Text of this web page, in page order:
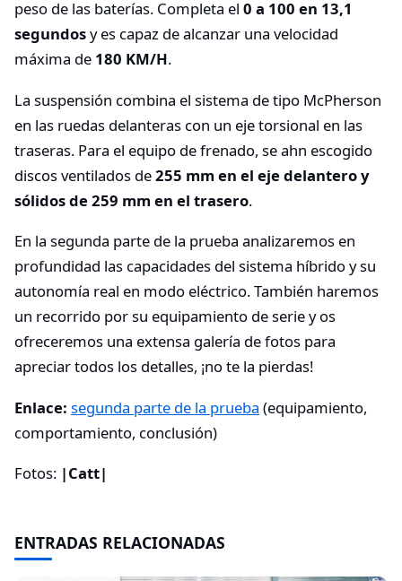
peso de las baterías. Completa el 0 a 100 en 13,1
segundosy es capaz de alcanzar una velocidad
máxima de 180 KM/H.
La suspensión combina el sistema de tipo McPherson
en las ruedas delanteras con un eje torsional en las
traseras. Para el equipo de frenado, se ahn escogido
discos ventilados de255 mm en el eje delantero y
sólidos de 259 mm en el trasero.
En la segunda parte de la prueba analizaremos en
profundidad las capacidades del sistema híbrido y su
autonomía real en modo eléctrico. También haremos
un recorrido por su equipamiento de serie y os
ofreceremos una extensa galería de fotos para
apreciar todos los detalles, ¡no te la pierdas!
Enlace: segunda parte de la prueba (equipamiento,
comportamiento, conclusión)
Fotos: |Catt|
ENTRADAS RELACIONADAS